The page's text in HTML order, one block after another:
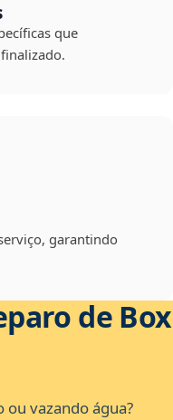
que
garantindo
de Box
vazando água?